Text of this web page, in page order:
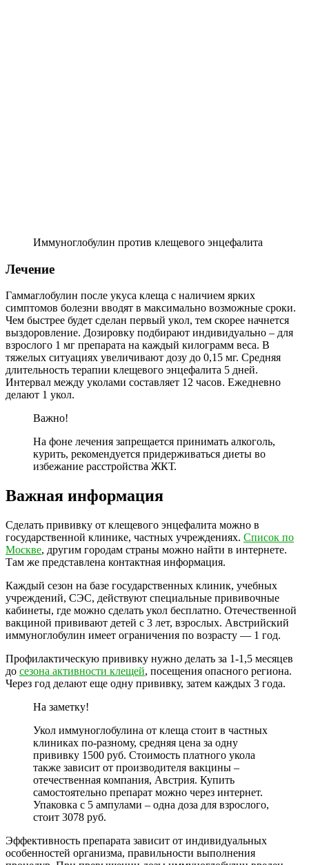
Иммуноглобулин против клещевого энцефалита
Лечение
Гаммаглобулин после укуса клеща с наличием ярких
симптомов болезни вводят в максимально возможные сроки.
Чем быстрее будет сделан первый укол, тем скорее начнется
выздоровление. Дозировку подбирают индивидуально – для
взрослого 1 мг препарата на каждый килограмм веса. В
тяжелых ситуациях увеличивают дозу до 0,15 мг. Средняя
длительность терапии клещевого энцефалита 5 дней.
Интервал между уколами составляет 12 часов. Ежедневно
делают 1 укол.
Важно!
На фоне лечения запрещается принимать алкоголь,
курить, рекомендуется придерживаться диеты во
избежание расстройства ЖКТ.
Важная информация
Сделать прививку от клещевого энцефалита можно в
государственной клинике, частных учреждениях. Список по
Москве, другим городам страны можно найти в интернете.
Там же представлена контактная информация.
Каждый сезон на базе государственных клиник, учебных
учреждений, СЭС, действуют специальные прививочные
кабинеты, где можно сделать укол бесплатно. Отечественной
вакциной прививают детей с 3 лет, взрослых. Австрийский
иммуноглобулин имеет ограничения по возрасту — 1 год.
Профилактическую прививку нужно делать за 1-1,5 месяцев
до сезона активности клещей, посещения опасного региона.
Через год делают еще одну прививку, затем каждых 3 года.
На заметку!
Укол иммуноглобулина от клеща стоит в частных
клиниках по-разному, средняя цена за одну
прививку 1500 руб. Стоимость платного укола
также зависит от производителя вакцины –
отечественная компания, Австрия. Купить
самостоятельно препарат можно через интернет.
Упаковка с 5 ампулами – одна доза для взрослого,
стоит 3078 руб.
Эффективность препарата зависит от индивидуальных
особенностей организма, правильности выполнения